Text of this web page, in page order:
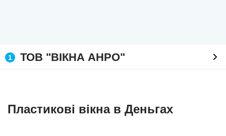
1 ТОВ "ВІКНА АНРО"
Пластикові вікна в Деньгах